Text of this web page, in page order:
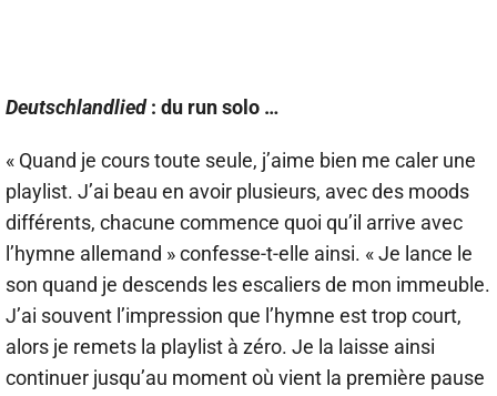
Deutschlandlied: du run solo …
« Quand je cours toute seule, j’aime bien me caler une
playlist. J’ai beau en avoir plusieurs, avec des moods
différents, chacune commence quoi qu’il arrive avec
l’hymne allemand » confesse-t-elle ainsi. « Je lance le
son quand je descends les escaliers de mon immeuble.
J’ai souvent l’impression que l’hymne est trop court,
alors je remets la playlist à zéro. Je la laisse ainsi
continuer jusqu’au moment où vient la première pause